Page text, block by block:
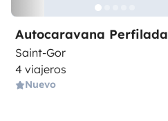
Autocaravana Perfilada
Saint-Gor
4 viajeros
Nuevo